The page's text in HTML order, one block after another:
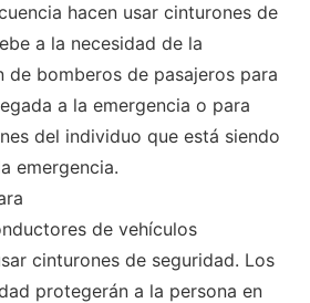
hacen usar cinturones de
a la necesidad de la
de bomberos de pasajeros para
a la emergencia o para
del individuo que está siendo
emergencia.
de vehículos
cinturones de seguridad. Los
protegerán a la persona en